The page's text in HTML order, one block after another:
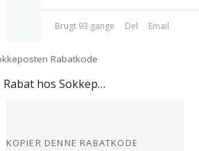
Brugt 93 gange Del Email
15% Rabat hos Sokkeposten
KOPIER DENNE RABATKODE